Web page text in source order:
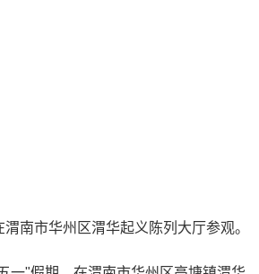
南市华州区渭华起义陈列大厅参观。